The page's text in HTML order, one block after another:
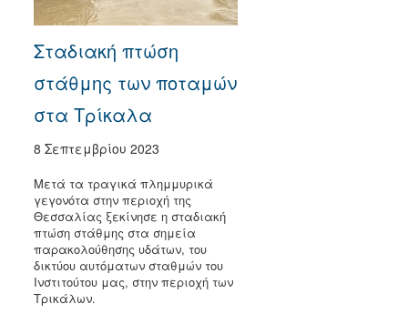
Σταδιακή πτώση
στάθμης των ποταμών
στα Τρίκαλα
8 Σεπτεμβρίου 2023
Μετά τα τραγικά πλημμυρικά
γεγονότα στην περιοχή της
Θεσσαλίας ξεκίνησε η σταδιακή
πτώση στάθμης στα σημεία
παρακολούθησης υδάτων, του
δικτύου αυτόματων σταθμών του
Ινστιτούτου μας, στην περιοχή των
Τρικάλων.